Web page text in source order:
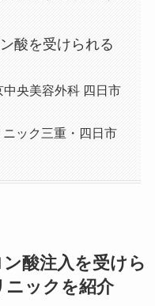
酸を受けられる
中央美容外科 四日市
ニック三重・四日市
酸注入を受けら
ニックを紹介